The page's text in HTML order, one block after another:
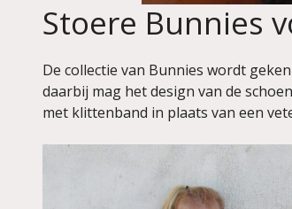
Stoere Bunnies
De collectie van Bunnies wordt
daarbij mag het design van de
met klittenband in plaats van een